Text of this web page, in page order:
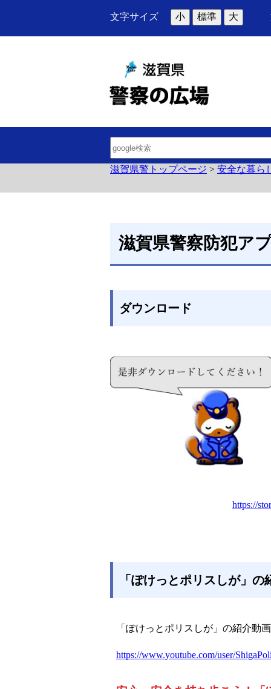
文字サイズ 小 標準 大
滋賀県警トップページ > 安全な暮ら
滋賀県警察防犯ア
ダウンロード
https://
「ぽけっとポリスしが」の
「ぽけっとポリスしが」の紹介動
https://www.youtube.com/user/